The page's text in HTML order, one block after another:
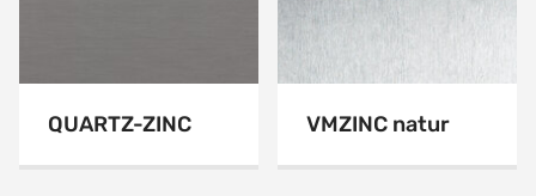
QUARTZ-ZINC VMZINC natur